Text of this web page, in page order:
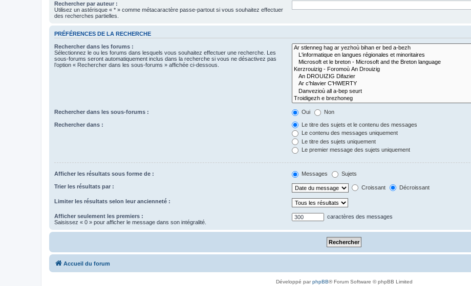
Rechercher par auteur :
Utilisez un astérisque « * » comme métacaractère passe-partout si vous souhaitez effectuer
des recherches partielles.
PRÉFÉRENCES DE LA RECHERCHE
Rechercher dans les forums :
Sélectionnez le ou les forums dans lesquels vous souhaitez effectuer une recherche. Les
sous-forums seront automatiquement inclus dans la recherche si vous ne désactivez pas
l’option « Rechercher dans les sous-forums » affichée ci-dessous.
Rechercher dans les sous-forums : Oui Non
Rechercher dans :
Le titre des sujets et le contenu des messages
Le contenu des messages uniquement
Le titre des sujets uniquement
Le premier message des sujets uniquement
Afficher les résultats sous forme de : Messages Sujets
Trier les résultats par : Croissant Décroissant
Limiter les résultats selon leur ancienneté :
Afficher seulement les premiers :
Saisissez « 0 » pour afficher le message dans son intégralité.
caractères des messages
Accueil du forum
Développé parphpBB® Forum Software © phpBB Limited